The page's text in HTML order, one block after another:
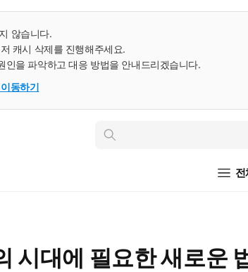
않습니다.
캐시 삭제를 진행해주세요.
을 파악하고 대응 방법을 안내드리겠습니다.
동하기
인
시대에 필요한 새로운